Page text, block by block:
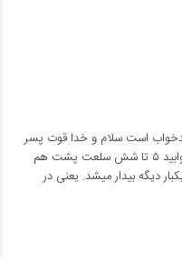
است سلام و خدا قوت پسر
۵ ماه و نیم دارم. از چهار ماهگی شبها که میخوابید ۵ تا شش سلعت پشت هم
دیگه بیدار میشد. یعنی در